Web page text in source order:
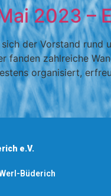
2023 –
der Vorstand rund
fanden zahlreiche
organisiert,
e.V.
Büderich